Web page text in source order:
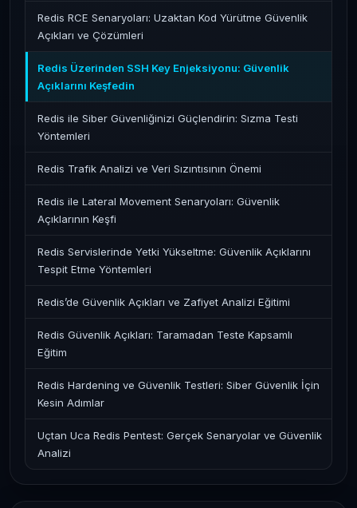
Redis RCE Senaryoları: Uzaktan Kod Yürütme Güvenlik
Açıkları ve Çözümleri
Redis Üzerinden SSH Key Enjeksiyonu: Güvenlik
Açıklarını Keşfedin
Redis ile Siber Güvenliğinizi Güçlendirin: Sızma Testi
Yöntemleri
Redis Trafik Analizi ve Veri Sızıntısının Önemi
Redis ile Lateral Movement Senaryoları: Güvenlik
Açıklarının Keşfi
Redis Servislerinde Yetki Yükseltme: Güvenlik Açıklarını
Tespit Etme Yöntemleri
Redis’de Güvenlik Açıkları ve Zafiyet Analizi Eğitimi
Redis Güvenlik Açıkları: Taramadan Teste Kapsamlı
Eğitim
Redis Hardening ve Güvenlik Testleri: Siber Güvenlik İçin
Kesin Adımlar
Uçtan Uca Redis Pentest: Gerçek Senaryolar ve Güvenlik
Analizi